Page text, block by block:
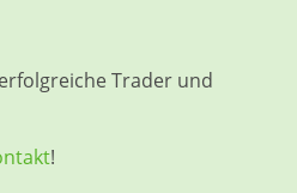
Trader und
!